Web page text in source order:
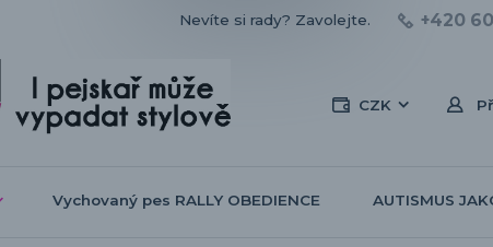
CZK
Nevíte si rady? Zavolejte. +420
Vychovaný pes RALLY OBEDIENCE AUTISMUS